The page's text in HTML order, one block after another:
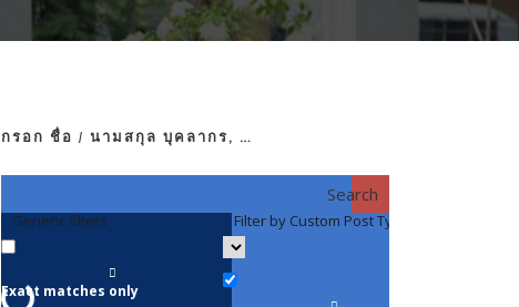
กรอก ชื่อ / นามสกุล บุคลากร, …
Search
Generic filters
Exact matches only
Filter by Custom Post Type